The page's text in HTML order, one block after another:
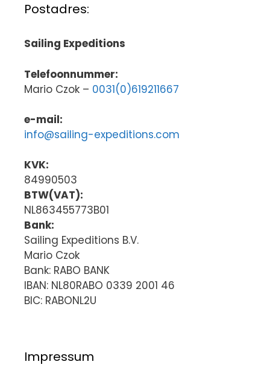
Postadres:
Sailing Expeditions
Telefoonnummer:
Mario Czok – 0031(0)619211667
e-mail:
info@sailing-expeditions.com
KVK:
84990503
BTW(VAT):
NL863455773B01
Bank:
Sailing Expeditions B.V.
Mario Czok
Bank: RABO BANK
IBAN: NL80RABO 0339 2001 46
BIC: RABONL2U
Impressum